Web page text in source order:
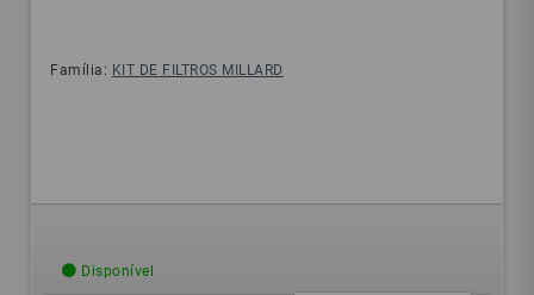
Família: KIT DE FILTROS MILLARD
Disponível